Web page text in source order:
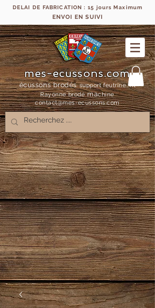
DELAI DE FABRICATION : 15 jours Maximum
ENVOI EN SUIVI
mes-ecussons.com
écussons brodés support feutrine, fil
Rayonne brodémachine
contact@mes-ecussons.com